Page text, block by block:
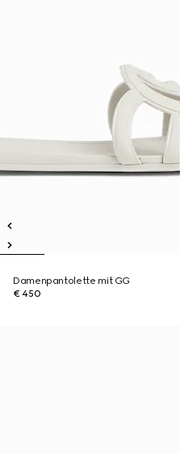
Damenpantolette mit GG
€ 450